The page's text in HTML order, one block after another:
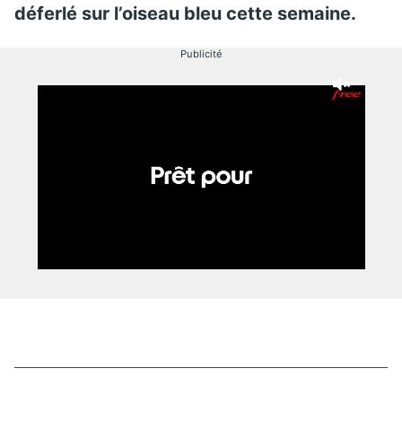
déferlé sur l’oiseau bleu cette semaine.
Publicité